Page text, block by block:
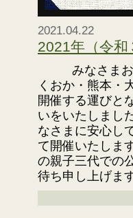
2021.04.22
2021年（令
みなさまお元
くおか・熊本・
開催する運びと
いをいたしまし
なさまに安心し
て開催いたしま
の親子三代での
待ち申し上げ